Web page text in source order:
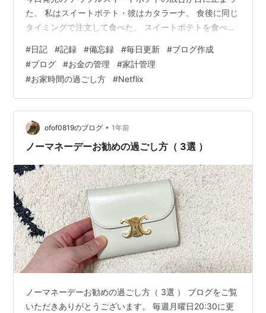
た。 私はスイートポテト・彼はカタラーナ。 食後に同じ
タイミングで注文して食べた。 スイートポテトを食べな
校で、 いつかさつまいも掘りをして その後学年全体で
サツマイモパーティーをした。 その時に自分のチームが
何を作ったのかは思い出せない。 だけどこれだけは覚え
ている。 スイートポテトを作っているチームがあり、 そ
の頃から、 「やけにスイートポテトって人気なんだな」
と思っ…
#日記 #記録 #備忘録 #毎日更新 #ブログ作成
#ブログ #お金の管理 #家計管理
#お家時間の過ごし方 #Netflix
ofof0819のブログ • 1年前
ノーマネーデーお勧めの過ごし方（ 3選 ）
ノーマネーデーお勧めの過ごし方（ 3選 ） ブログをご覧
いただきありがとうございます。 毎週月曜日20:30に更